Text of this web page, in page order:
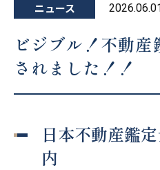
ニュース
ビジブル！不動
されました！！
日本不動産鑑
内